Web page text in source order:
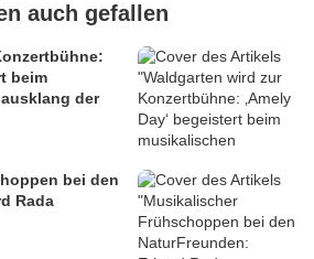
auch gefallen
beim
der
bei den
Rada